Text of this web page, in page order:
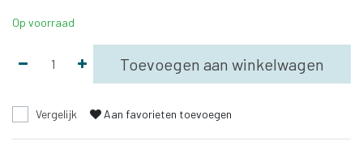
Op voorraad
Toevoegen aan winkelwagen
Vergelijk Aan favorieten toevoegen